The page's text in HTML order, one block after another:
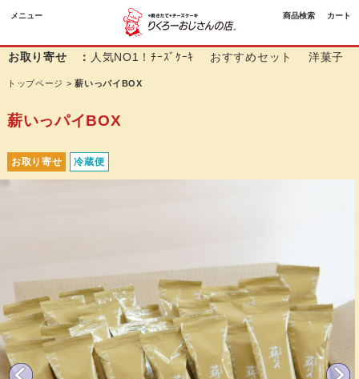
メニュー 商品検索 カート
お取り寄せ ： 人気NO1！ﾁｰｽﾞｹｰｷ おすすめセット 洋菓子
トップページ >薪いっパイBOX
薪いっパイBOX
お取り寄せ 冷蔵便